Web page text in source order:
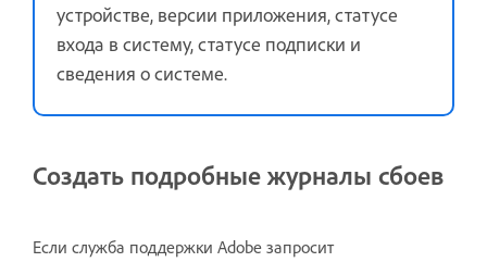
устройстве, версии приложения, статусе
входа в систему, статусе подписки и
сведения о системе.
Создать подробные журналы сбоев
Если служба поддержки Adobe запросит